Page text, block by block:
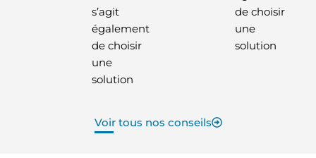
s’agit
également
de choisir
une
solution
de choisir
une
solution
Voir tous nos conseils